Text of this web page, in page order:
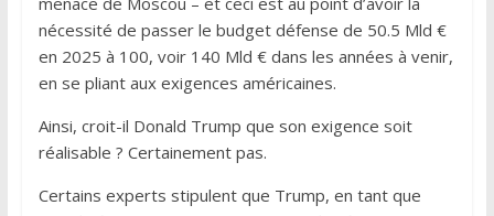
nécessité de passer le budget défense de 50.5 Mld €
en 2025 à 100, voir 140 Mld € dans les années à venir,
en se pliant aux exigences américaines.
Ainsi, croit-il Donald Trump que son exigence soit
réalisable ? Certainement pas.
Certains experts stipulent que Trump, en tant que